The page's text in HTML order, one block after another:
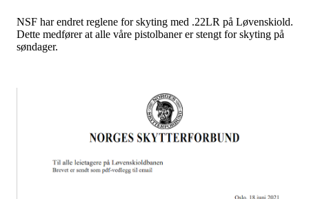
NSF har endret reglene for skyting med .22LR på Løvenskiold.
Dette medfører at alle våre pistolbaner er stengt for skyting på
søndager.